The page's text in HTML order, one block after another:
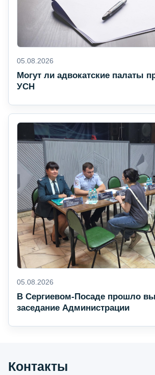
05.08.2026
Могут ли адвокатские палаты
УСН
05.08.2026
В Сергиевом-Посаде прошло
заседание Администрации
Контакты